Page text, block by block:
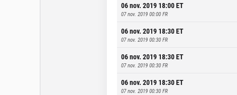
06 nov. 2019 18:00ET
07 nov. 2019 00:00 FR
06 nov. 2019 18:30ET
07 nov. 2019 00:30 FR
06 nov. 2019 18:30ET
07 nov. 2019 00:30 FR
06 nov. 2019 18:30ET
07 nov. 2019 00:30 FR